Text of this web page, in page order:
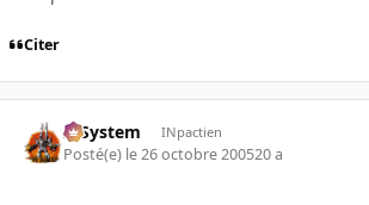
Citer
X-System INpactien
Posté(e) le 26 octobre 200520 a